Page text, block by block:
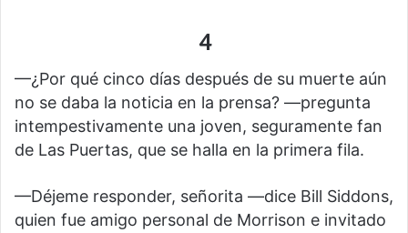
4
—¿Por qué cinco días después de su muerte aún
no se daba la noticia en la prensa? —pregunta
intempestivamente una joven, seguramente fan
de Las Puertas, que se halla en la primera fila.
—Déjeme responder, señorita —dice Bill Siddons,
quien fue amigo personal de Morrison e invitado